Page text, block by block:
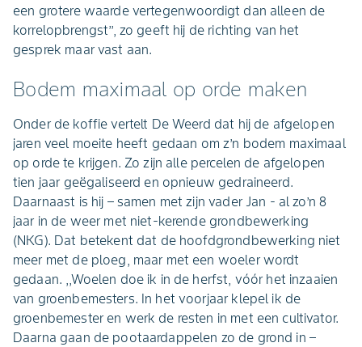
een grotere waarde vertegenwoordigt dan alleen de
korrelopbrengst’’, zo geeft hij de richting van het
gesprek maar vast aan.
Bodem maximaal op orde maken
Onder de koffie vertelt De Weerd dat hij de afgelopen
jaren veel moeite heeft gedaan om z’n bodem maximaal
op orde te krijgen. Zo zijn alle percelen de afgelopen
tien jaar geëgaliseerd en opnieuw gedraineerd.
Daarnaast is hij – samen met zijn vader Jan - al zo’n 8
jaar in de weer met niet-kerende grondbewerking
(NKG). Dat betekent dat de hoofdgrondbewerking niet
meer met de ploeg, maar met een woeler wordt
gedaan. ,,Woelen doe ik in de herfst, vóór het inzaaien
van groenbemesters. In het voorjaar klepel ik de
groenbemester en werk de resten in met een cultivator.
Daarna gaan de pootaardappelen zo de grond in –